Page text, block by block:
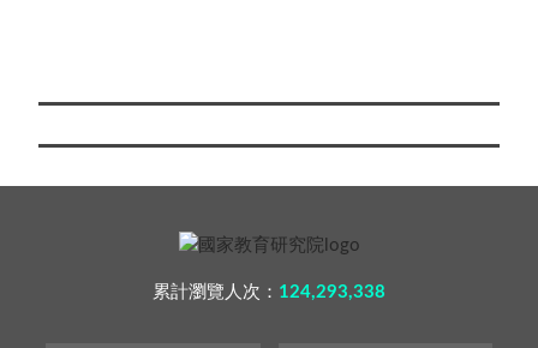
累計瀏覽人次： 124,293,338